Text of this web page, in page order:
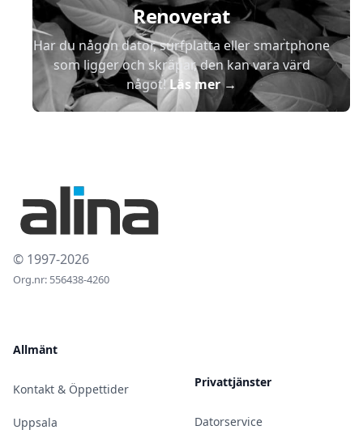
Renoverat
Har du någon dator, surfplatta eller smartphone
som ligger och skräpar, den kan vara värd
något!Läs mer→
© 1997-2026
Org.nr: 556438-4260
Allmänt
Kontakt & Öppettider
Uppsala
Privattjänster
Datorservice